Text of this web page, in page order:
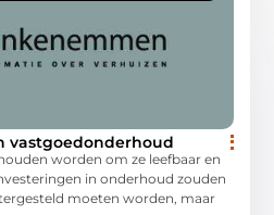
vastgoedonderhoud
worden om ze leefbaar en
in onderhoud zouden
moeten worden, maar